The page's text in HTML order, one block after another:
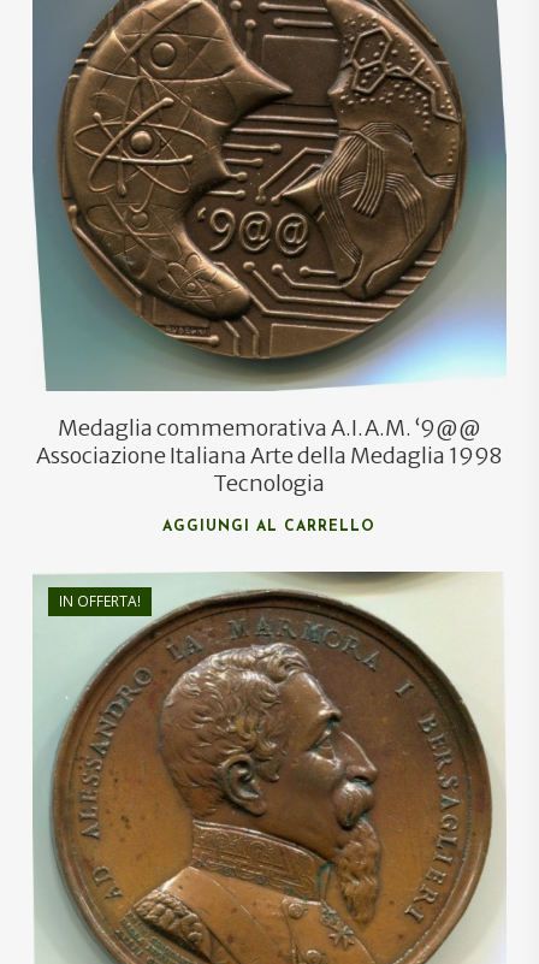
€55,00
€50,00
Medaglia commemorativa A.I.A.M. ‘9@@
Associazione Italiana Arte della Medaglia 1998
Tecnologia
AGGIUNGI AL CARRELLO
IN OFFERTA!
€85,00
€80,00